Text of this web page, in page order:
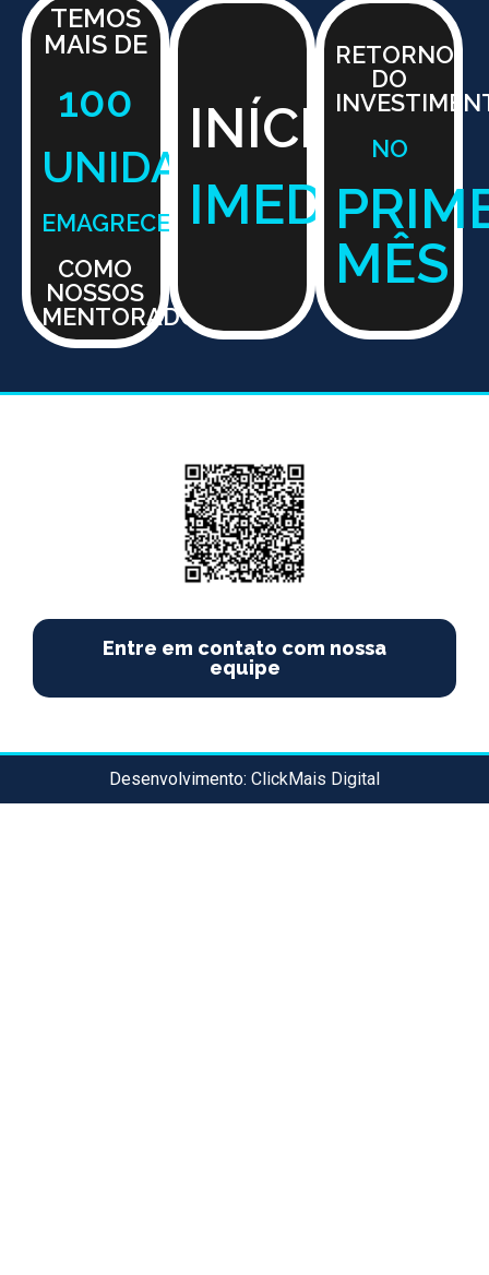
TEMOS
MAIS DE
100
UNIDADES
EMAGRECENTRO
COMO
NOSSOS
MENTORADOS
INÍCIO
IMEDIATO
RETORNO
DO
NO
MÊS
Entre em contato com nossa
equipe
Desenvolvimento: ClickMais Digital